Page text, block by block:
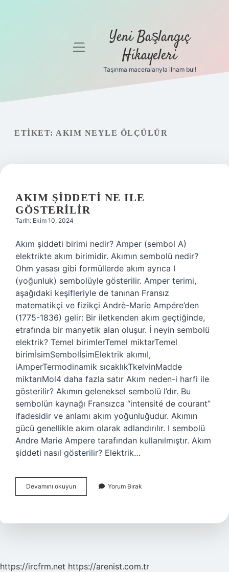
Gizlilik
Yasal Uyarı
Hakkımızda
menüyü
Yeni Başlangıç
Hikayeleri
Taşınma maceralarıyla ilham bul!
ETIKET: AKIM NEYLE ÖLÇÜLÜR
AKIM ŞIDDETI NE ILE
GÖSTERILIR
Tarih: Ekim 10, 2024
Akım şiddeti birimi nedir? Amper (sembol A)
elektrikte akım birimidir. Akımın sembolü nedir?
Ohm yasası gibi formüllerde akım ayrıca I
(yoğunluk) sembolüyle gösterilir. Amper terimi,
aşağıdaki keşifleriyle de tanınan Fransız
matematikçi ve fizikçi Andrè-Marie Ampére’den
(1775-1836) gelir: Bir iletkenden akım geçtiğinde,
etrafında bir manyetik alan oluşur. İ neyin sembolü
elektrik? Temel birimlerTemel miktarTemel
birimİsimSembolİsimElektrik akımıI,
iAmperTermodinamik sıcaklıkTkelvinMadde
miktarıMol4 daha fazla satır Akım neden-i harfi ile
gösterilir? Akımın geleneksel sembolü I’dır. Bu
sembolün kaynağı Fransızca “intensité de courant”
ifadesidir ve anlamı akım yoğunluğudur. Akımın
gücü genellikle akım olarak adlandırılır. I sembolü
Andre Marie Ampere tarafından kullanılmıştır. Akım
şiddeti nasıl gösterilir? Elektrik…
Devamını okuyun
Şiddeti
Gösterilir
Yorum Bırak
https://ircfrm.net https://arenist.com.tr